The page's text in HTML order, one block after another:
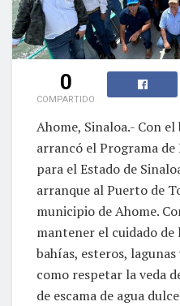
0
COMPARTIDO
Ahome, Sinaloa.- Con
arrancó el Programa
para el Estado de
arranque al Puerto de
municipio de Ahome.
mantener el cuidado de
bahías, esteros,
como respetar la veda
de escama de agua